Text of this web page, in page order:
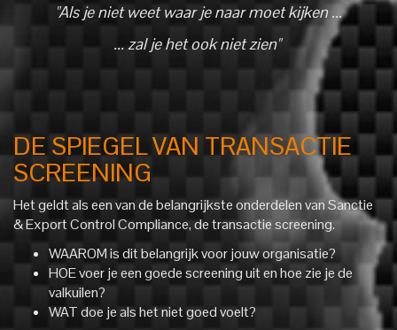
"Als je niet weet waar je naar moet kijken ...
... zal je het ook niet zien"
DE SPIEGEL VAN TRANSACTIE
SCREENING
Het geldt als een van de belangrijkste onderdelen van Sanctie
& Export Control Compliance, de transactie screening.
WAAROM is dit belangrijk voor jouw organisatie?
HOE voer je een goede screening uit en hoe zie je de
valkuilen?
WAT doe je als het niet goed voelt?